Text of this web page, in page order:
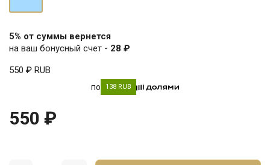
5% от суммы вернется
на ваш бонусный счет - 28 ₽
550 ₽ RUB
по 138 RUB
550 ₽